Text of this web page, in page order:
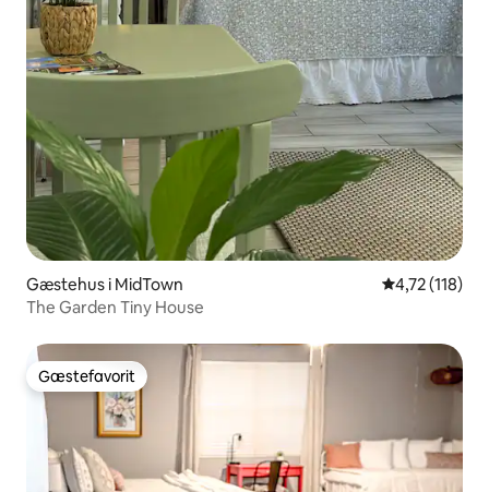
Gæstehus i MidTown 4,72 ud af 5 i
4,72 (118)
The Garden Tiny House
Gæstefavorit
Gæstefavorit